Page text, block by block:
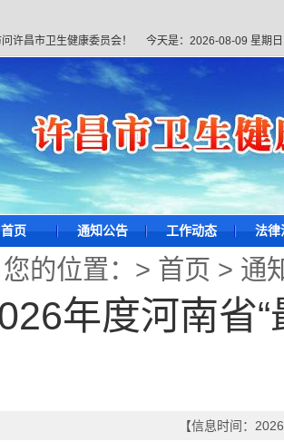
许昌市卫生健康委员会！ 今天是： 2026-08-09 星期日
首页 通知公告 工作动态 法律
您的位置：> 首页 > 通
年度河南省
【信息时间：